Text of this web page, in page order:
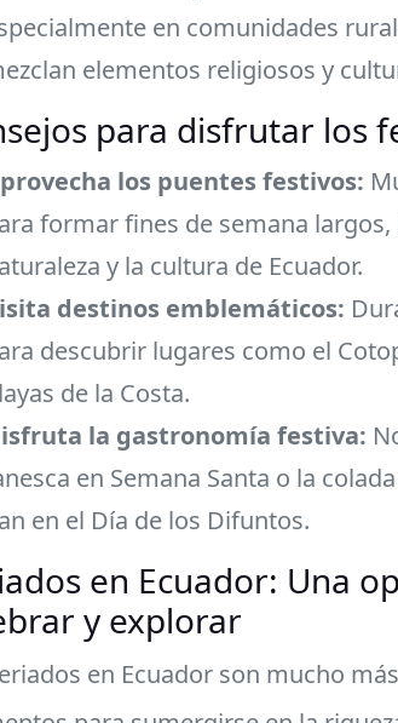
en comunidades
elementos religiosos y
para disfrutar los
los puentes festivos:
formar fines de semana
y la cultura de Ecuador.
destinos emblemáticos:
descubrir lugares como el
de la Costa.
la gastronomía festiva:
en Semana Santa o la
en el Día de los Difuntos.
en Ecuador: Una
y explorar
en Ecuador son mucho